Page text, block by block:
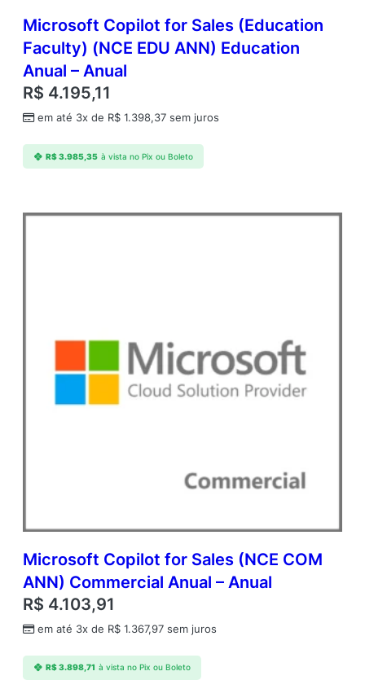
Microsoft Copilot for Sales (Education
Faculty) (NCE EDU ANN) Education
Anual – Anual
R$ 4.195,11
em até 3x de R$ 1.398,37 sem juros
R$3.985,35 à vista no Pix ou Boleto
Microsoft Copilot for Sales (NCE COM
ANN) Commercial Anual – Anual
R$ 4.103,91
em até 3x de R$ 1.367,97 sem juros
R$3.898,71 à vista no Pix ou Boleto